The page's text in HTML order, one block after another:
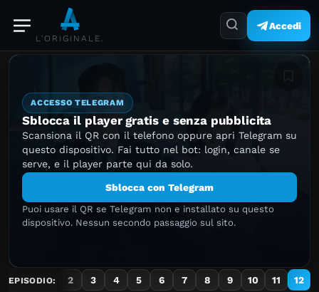
L'ORIGINALE.
Accedi
ACCESSO TELEGRAM
Sblocca il player gratis e senza pubblicita
Scansiona il QR con il telefono oppure apri Telegram su
questo dispositivo. Fai tutto nel bot: login, canale se
serve, e il player parte qui da solo.
Sblocca con Telegram
Puoi usare il QR se Telegram non e installato su questo
dispositivo. Nessun secondo passaggio sul sito.
EPISODIO:
1 2 3 4 5 6 7 8 9 10 11 12